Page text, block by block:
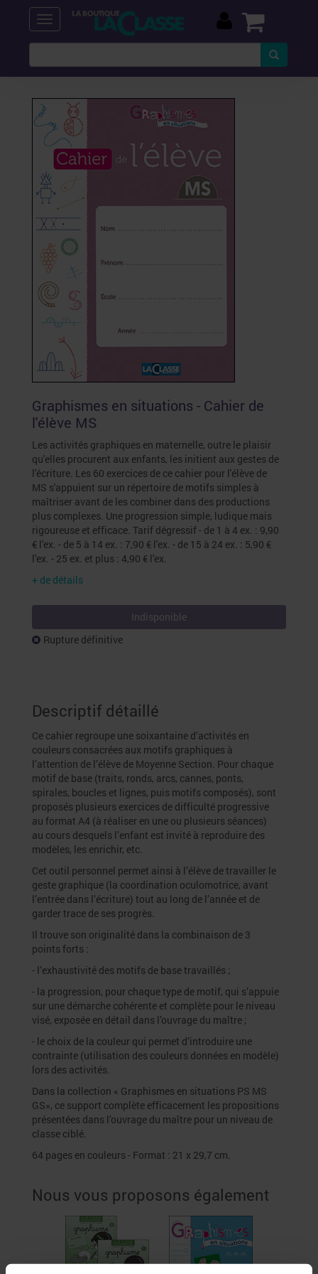
Graphismes en situations - Cahier de
l'élève MS
Les activités graphiques en maternelle, outre le plaisir
qu'elles procurent aux enfants, les initient aux gestes de
l'écriture. Les 60 exercices de ce cahier pour l'élève de
MS s'appuient sur un répertoire de motifs simples à
maîtriser avant de les combiner dans des productions
plus complexes. Une progression simple, ludique mais
rigoureuse et efficace. Tarif dégressif - de 1 à 4 ex. : 9,90
€ l'ex. - de 5 à 14 ex. : 7,90 € l'ex. - de 15 à 24 ex. : 5,90 €
l'ex. - 25 ex. et plus : 4,90 € l'ex.
+ de détails
Indisponible
Rupture définitive
Descriptif détaillé
Ce cahier regroupe une soixantaine d’activités en
couleurs consacrées aux motifs graphiques à
l’attention de l’élève de Moyenne Section. Pour chaque
motif de base (traits, ronds, arcs, cannes, ponts,
spirales, boucles et lignes, puis motifs composés), sont
proposés plusieurs exercices de difficulté progressive
au format A4 (à réaliser en une ou plusieurs séances)
au cours desquels l’enfant est invité à reproduire des
modèles, les enrichir, etc.
Cet outil personnel permet ainsi à l’élève de travailler le
geste graphique (la coordination oculomotrice, avant
l’entrée dans l’écriture) tout au long de l’année et de
garder trace de ses progrès.
Il trouve son originalité dans la combinaison de 3
points forts :
- l’exhaustivité des motifs de base travaillés ;
- la progression, pour chaque type de motif, qui s’appuie
sur une démarche cohérente et complète pour le niveau
visé, exposée en détail dans l’ouvrage du maître ;
- le choix de la couleur qui permet d’introduire une
contrainte (utilisation des couleurs données en modèle)
lors des activités.
Dans la collection « Graphismes en situations PS MS
GS», ce support complète efficacement les propositions
présentées dans l’ouvrage du maître pour un niveau de
classe ciblé.
64 pages en couleurs - Format : 21 x 29,7 cm.
Nous vous proposons également